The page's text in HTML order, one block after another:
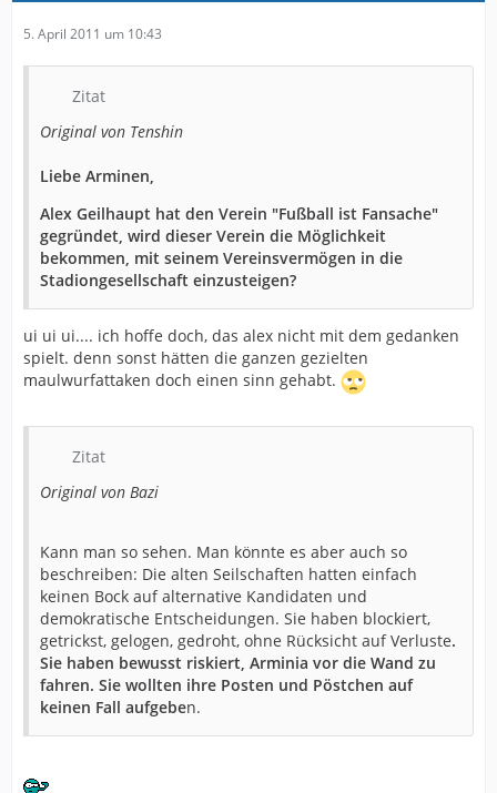
5. April 2011 um 10:43
Zitat
Original von Tenshin
Liebe Arminen,
Alex Geilhaupt hat den Verein "Fußball ist Fansache"
gegründet, wird dieser Verein die Möglichkeit
bekommen, mit seinem Vereinsvermögen in die
Stadiongesellschaft einzusteigen?
ui ui ui.... ich hoffe doch, das alex nicht mit dem gedanken
spielt. denn sonst hätten die ganzen gezielten
maulwurfattaken doch einen sinn gehabt.
Zitat
Original von Bazi
Kann man so sehen. Man könnte es aber auch so
beschreiben: Die alten Seilschaften hatten einfach
keinen Bock auf alternative Kandidaten und
demokratische Entscheidungen. Sie haben blockiert,
getrickst, gelogen, gedroht, ohne Rücksicht auf Verluste.
Sie haben bewusst riskiert, Arminia vor die Wand zu
fahren. Sie wollten ihre Posten und Pöstchen auf
keinen Fall aufgeben.